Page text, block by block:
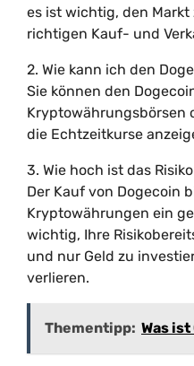
es ist wichtig, den
richtigen Kauf- und
2. Wie kann ich den
Sie können den
Kryptowährungsbörsen
die Echtzeitkurse
3. Wie hoch ist das
Der Kauf von Dogecoin
Kryptowährungen ein
wichtig, Ihre
und nur Geld zu
verlieren.
Thementipp: Was